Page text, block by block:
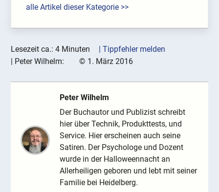
alle Artikel dieser Kategorie >>
Lesezeit ca.: 4 Minuten
| Tippfehler melden
Peter Wilhelm: © 1. März 2016
Peter Wilhelm
Der Buchautor und Publizist schreibt
hier über Technik, Produkttests, und
Service. Hier erscheinen auch seine
Satiren. Der Psychologe und Dozent
wurde in der Halloweennacht an
Allerheiligen geboren und lebt mit seiner
Familie bei Heidelberg.